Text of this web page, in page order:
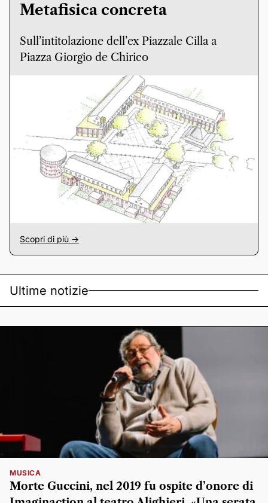
Metafisica concreta
Sull’intitolazione dell’ex Piazzale Cilla a
Piazza Giorgio de Chirico
Scopri di più ->
Ultime notizie
MUSICA
Morte Guccini, nel 2019 fu ospite d’onore di